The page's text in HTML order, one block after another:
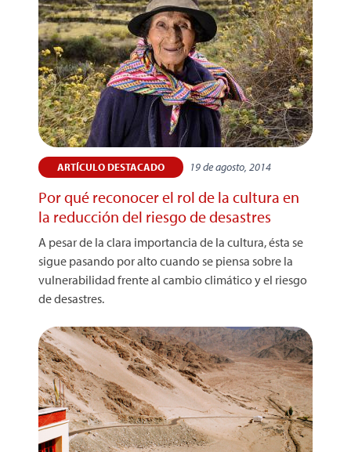
ARTÍCULO DESTACADO 19 de agosto, 2014
Por qué reconocer el rol de la cultura en
la reducción del riesgo de desastres
A pesar de la clara importancia de la cultura, ésta se
sigue pasando por alto cuando se piensa sobre la
vulnerabilidad frente al cambio climático y el riesgo
de desastres.